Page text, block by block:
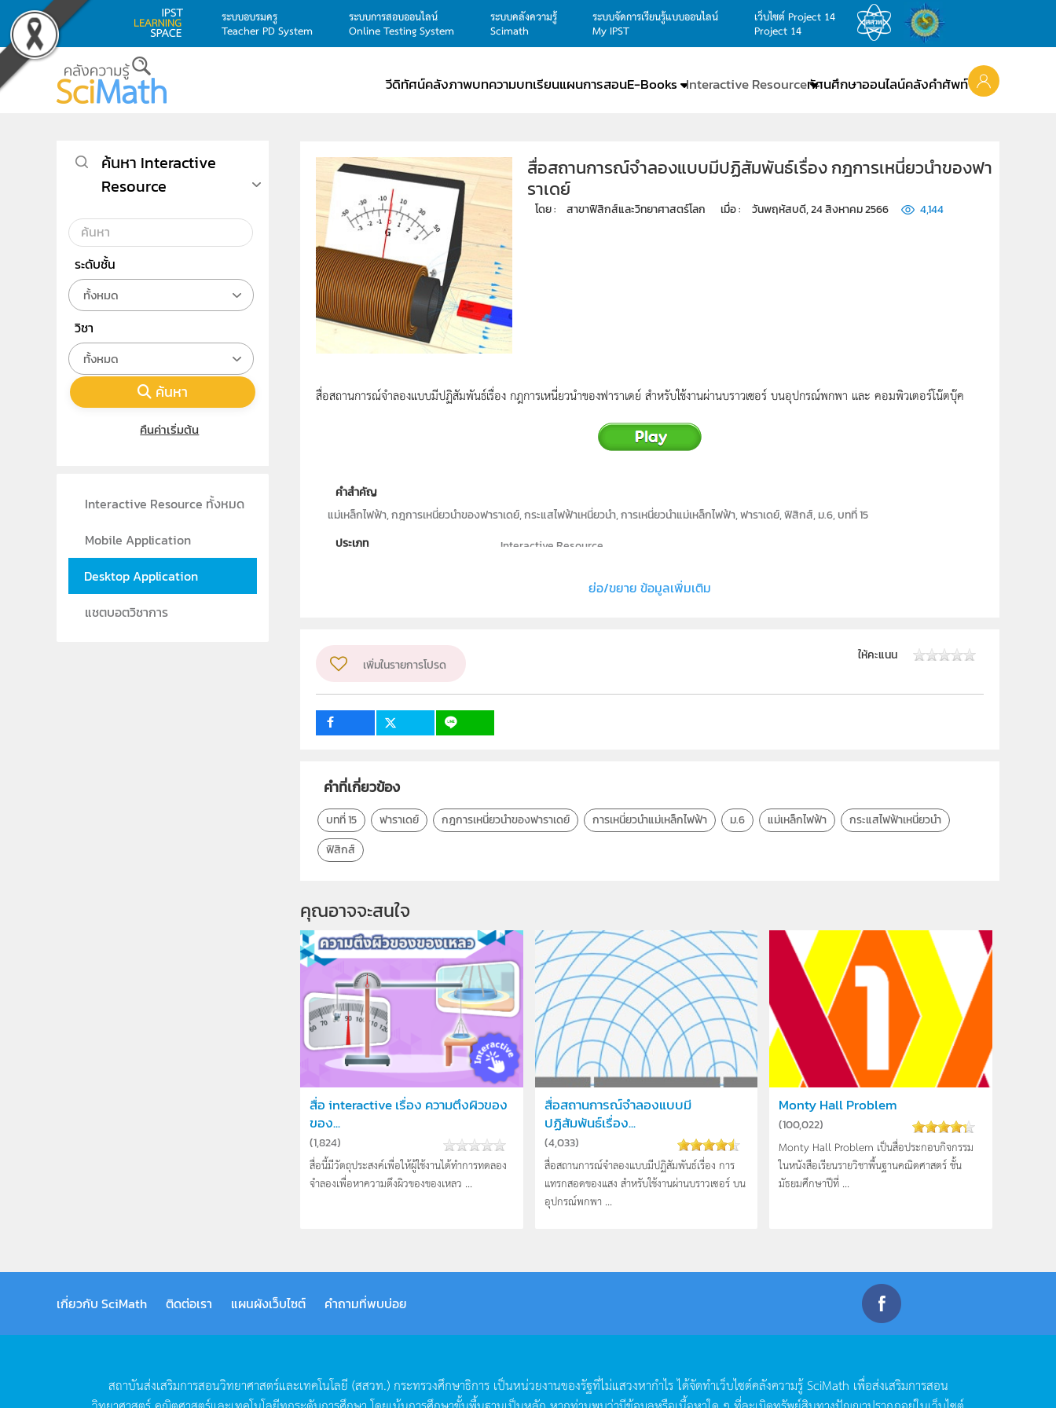
Skip to main content
ระบบอบรมครู
Teacher PD System
ระบบการสอบออนไลน์
Online Testing System
ระบบคลังความรู้
Scimath
ระบบจัดการเรียนรู้แบบออนไลน์
My IPST
เว็บไซต์ Project 14
Project 14
วีดิทัศน์คลังภาพบทความบทเรียนแผนการสอนE-Books Interactive Resourceทัศนศึกษาออนไลน์คลังคำศัพท์
สื่อสถานการณ์จำลองแบบมีปฏิสัมพันธ์เรื่อง กฎการเหนี่ยวนำของฟา
ราเดย์
โดย : สาขาฟิสิกส์และวิทยาศาสตร์โลก เมื่อ : วันพฤหัสบดี, 24 สิงหาคม 2566 4,144
สื่อสถานการณ์จำลองแบบมีปฏิสัมพันธ์เรื่อง กฎการเหนี่ยวนำของฟาราเดย์ สำหรับใช้งานผ่านบราวเซอร์ บนอุปกรณ์พกพา และ คอมพิวเตอร์โน๊ตบุ๊ค
คำสำคัญ
แม่เหล็กไฟฟ้า, กฎการเหนี่ยวนำของฟาราเดย์, กระแสไฟฟ้าเหนี่ยวนำ, การเหนี่ยวนำแม่เหล็กไฟฟ้า, ฟาราเดย์, ฟิสิกส์, ม.6, บทที่ 15
ประเภท
Interactive Resource
ระดับชั้น
กลุ่มเป้าหมาย
ครู, นักเรียน
ย่อ/ขยาย ข้อมูลเพิ่มเติม
เพิ่มในรายการโปรด
ให้คะแนน
คำที่เกี่ยวข้อง
บทที่ 15 ฟาราเดย์ กฎการเหนี่ยวนำของฟาราเดย์ การเหนี่ยวนำแม่เหล็กไฟฟ้า ม.6 แม่เหล็กไฟฟ้า
กระแสไฟฟ้าเหนี่ยวนำ
ฟิสิกส์
คุณอาจจะสนใจ
สื่อ interactive เรื่อง ความตึงผิวของ
ของ...
(1,824)
สื่อนี้มีวัตถุประสงค์เพื่อให้ผู้ใช้งานได้ทำการทดลอง
จำลองเพื่อหาความตึงผิวของของเหลว ...
สื่อสถานการณ์จำลองแบบมี
ปฏิสัมพันธ์เรื่อง...
(4,033)
สื่อสถานการณ์จำลองแบบมีปฏิสัมพันธ์เรื่อง การ
แทรกสอดของแสง สำหรับใช้งานผ่านบราวเซอร์ บน
อุปกรณ์พกพา ...
Monty Hall Problem
(100,022)
Monty Hall Problem เป็นสื่อประกอบกิจกรรม
ในหนังสือเรียนรายวิชาพื้นฐานคณิตศาสตร์ ชั้น
มัธยมศึกษาปีที่ ...
ค้นหา Interactive
Resource
ระดับชั้น
ทั้งหมด
วิชา
ทั้งหมด
ค้นหา
คืนค่าเริ่มต้น
Interactive Resource ทั้งหมด
Mobile Application
Desktop Application
แชตบอตวิชาการ
เกี่ยวกับ SciMath ติดต่อเรา แผนผังเว็บไซต์ คำถามที่พบบ่อย
สถาบันส่งเสริมการสอนวิทยาศาสตร์และเทคโนโลยี (สสวท.) กระทรวงศึกษาธิการ เป็นหน่วยงานของรัฐที่ไม่แสวงหากำไรได้จัดทำเว็บไซต์คลังความรู้SciMath เพื่อส่งเสริมการสอน